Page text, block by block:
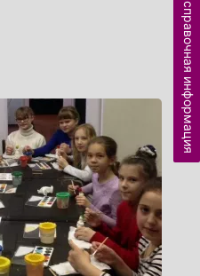
справочная информация